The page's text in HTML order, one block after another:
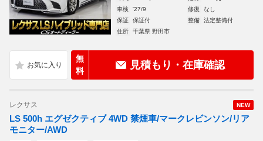
車検
'27/9 修復
なし
保証
保証付 整備
法定整備付
住所
千葉県 野田市
無
料
見積もり・在庫確認
NEW
レクサス
LS 500h エグゼクティブ 4WD 禁煙車/マークレビンソン/リア
モニター/AWD